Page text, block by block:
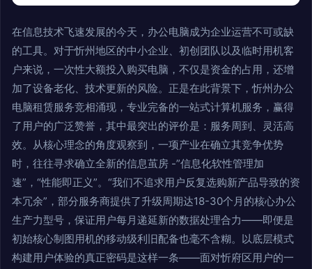
在信息技术飞速发展的今天，办公电脑成为企业运营不可或缺
的工具。对于忻州地区的中小企业、初创团队以及临时用机客
户来说，一次性大额投入购买电脑，不仅是资金的占用，还增
加了设备老化、技术更新的风险。正是在此背景下，忻州办公
电脑租赁服务竞相涌现，专业完备的一站式计算机服务，赢得
了用户的广泛赞誉，其中最突出的评价是：服务周到、灵活高
效。从核心理念的角度观察到，一项产业在确立其竞争优势
时，往往寻求确立全新的信息茧房 -”信息化软性管理加
速”，“性能即正义”。“我们不追求用户反复选购新产品导致的资
本冗余”，部分服务商提供了升级周期达18-30个月的核心办公
生产力型号，保证用户每月递延新的数据处理合力——即便是
初始核心制图用机的移动级利旧配备也毫不含糊。以底层模式
构建用户体验的真正密码是这样一条——面对忻府区用户的一